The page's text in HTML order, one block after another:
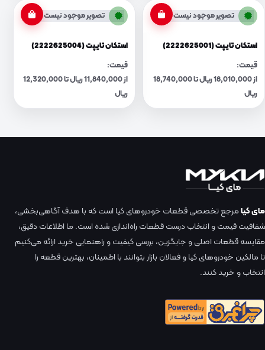
تصویر موجود نیست
استکان تایپت (2222625001)
قیمت:
از 18,010,000 ریال تا 18,740,000
ریال
تصویر موجود نیست
استکان تایپت (2222625004)
قیمت:
از 11,840,000 ریال تا 12,320,000
ریال
مای کیامرجع تخصصی قطعات خودروهای کیا است که با هدف آگاهی‌بخشی،
شفافیت قیمت و انتخاب درست قطعات راه‌اندازی شده است. ما اطلاعات دقیق،
مقایسه قطعات اصلی و جایگزین، بررسی کیفیت و راهنمایی خرید ارائه می‌کنیم
تا مالکین خودروهای کیا و فعالان بازار بتوانند با اطمینان، بهترین قطعه را
انتخاب و خرید کنند.